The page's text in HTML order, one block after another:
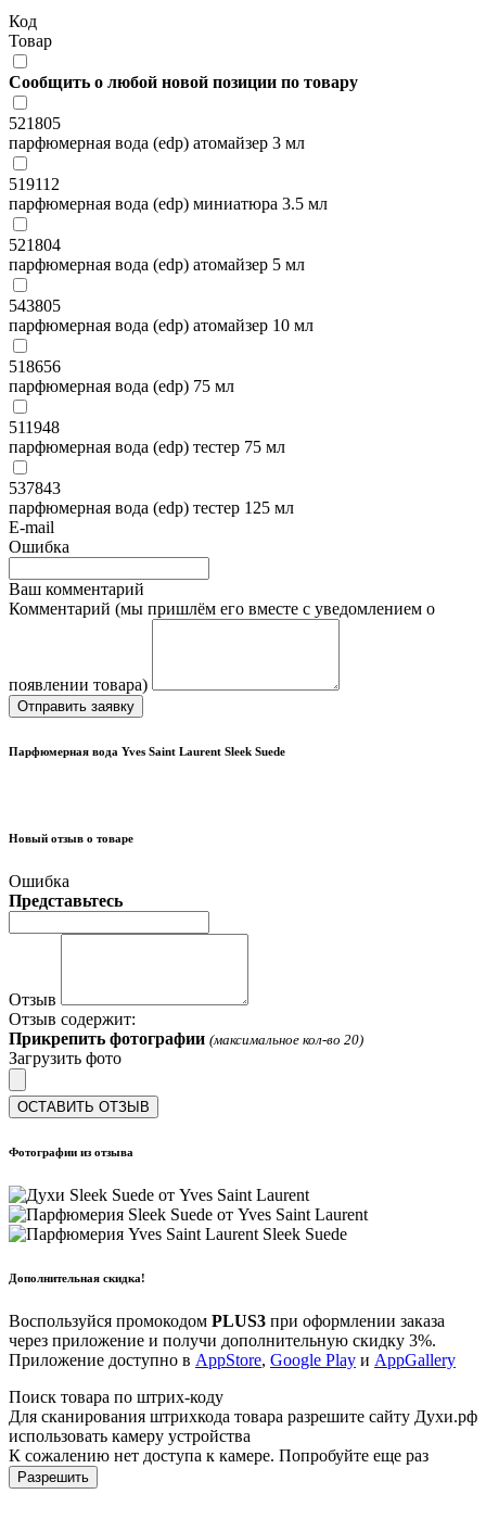
Код
Товар
Сообщить о любой новой позиции по товару
521805
парфюмерная вода (edp) атомайзер 3 мл
519112
парфюмерная вода (edp) миниатюра 3.5 мл
521804
парфюмерная вода (edp) атомайзер 5 мл
543805
парфюмерная вода (edp) атомайзер 10 мл
518656
парфюмерная вода (edp) 75 мл
511948
парфюмерная вода (edp) тестер 75 мл
537843
парфюмерная вода (edp) тестер 125 мл
E-mail
Ошибка
Ваш комментарий
Комментарий (мы пришлём его вместе с уведомлением о
появлении товара)
Отправить заявку
Парфюмерная вода Yves Saint Laurent Sleek Suede
Новый отзыв о товаре
Ошибка
Представьтесь
Отзыв
Отзыв содержит:
Прикрепить фотографии (максимальное кол-во 20)
Загрузить фото
ОСТАВИТЬ ОТЗЫВ
Фотографии из отзыва
Дополнительная скидка!
Воспользуйся промокодом PLUS3 при оформлении заказа
через приложение и получи дополнительную скидку 3%.
Приложение доступно в AppStore, Google Play и AppGallery
Поиск товара по штрих-коду
Для сканирования штрихкода товара разрешите сайту Духи.рф
использовать камеру устройства
К сожалению нет доступа к камере. Попробуйте еще раз
Разрешить